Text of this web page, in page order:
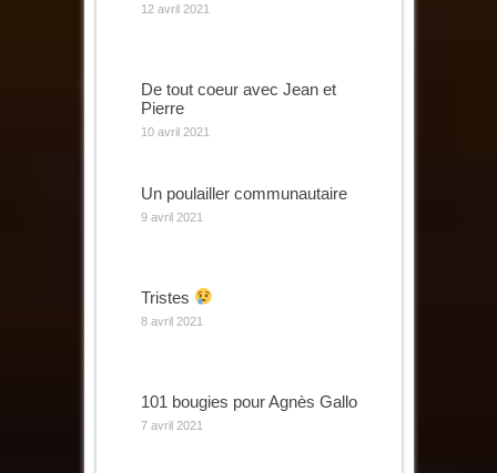
12 avril 2021
De tout coeur avec Jean et
Pierre
10 avril 2021
Un poulailler communautaire
9 avril 2021
Tristes
8 avril 2021
101 bougies pour Agnès Gallo
7 avril 2021